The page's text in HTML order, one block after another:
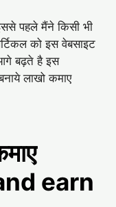
पहले मैंने किसी भी
को इस वेबसाइट
बढ़ते है इस
लाखो कमाए
earn